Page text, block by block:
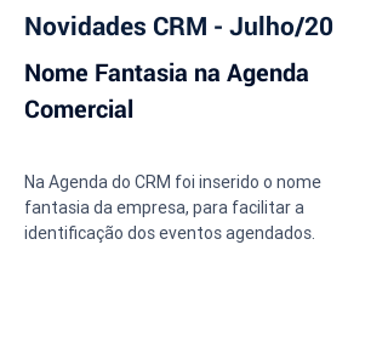
Novidades CRM - Julho/20
Nome Fantasia na Agenda
Comercial
Na Agenda do CRM foi inserido o nome
fantasia da empresa, para facilitar a
identificação dos eventos agendados.